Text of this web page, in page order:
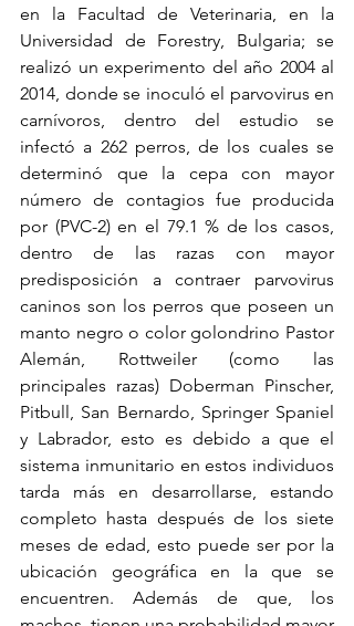
en la Facultad de Veterinaria, en la
Universidad de Forestry, Bulgaria; se
realizó un experimento del año 2004 al
2014, donde se inoculó el parvovirus en
carnívoros, dentro del estudio se
infectó a 262 perros, de los cuales se
determinó que la cepa con mayor
número de contagios fue producida
por (PVC-2) en el 79.1 % de los casos,
dentro de las razas con mayor
predisposición a contraer parvovirus
caninos son los perros que poseen un
manto negro o color golondrino Pastor
Alemán, Rottweiler (como las
principales razas) Doberman Pinscher,
Pitbull, San Bernardo, Springer Spaniel
y Labrador, esto es debido a que el
sistema inmunitario en estos individuos
tarda más en desarrollarse, estando
completo hasta después de los siete
meses de edad, esto puede ser por la
ubicación geográfica en la que se
encuentren. Además de que, los